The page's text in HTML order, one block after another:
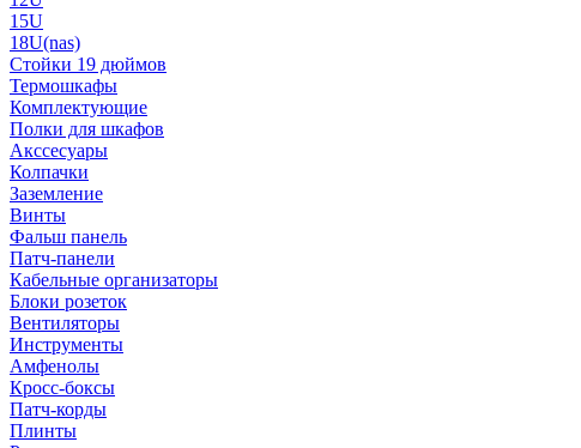
15U
18U(nas)
Стойки 19 дюймов
Термошкафы
Комплектующие
Полки для шкафов
Акссесуары
Колпачки
Заземление
Винты
Фальш панель
Патч-панели
Кабельные организаторы
Блоки розеток
Вентиляторы
Инструменты
Амфенолы
Кросс-боксы
Патч-корды
Плинты